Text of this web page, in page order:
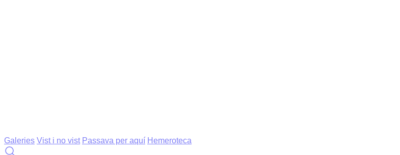
Galeries Vist i no vist Passava per aquí Hemeroteca